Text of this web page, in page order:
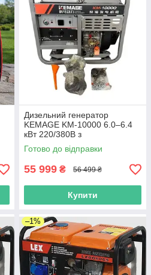
Дизельний генератор
KEMAGE KM-10000 6.0–6.4
кВт 220/380В з
електростартером 4-тактний
з AVR для дому бізнесу
Готово до відправки
55 999 ₴ 56 499 ₴
Купити
–1%